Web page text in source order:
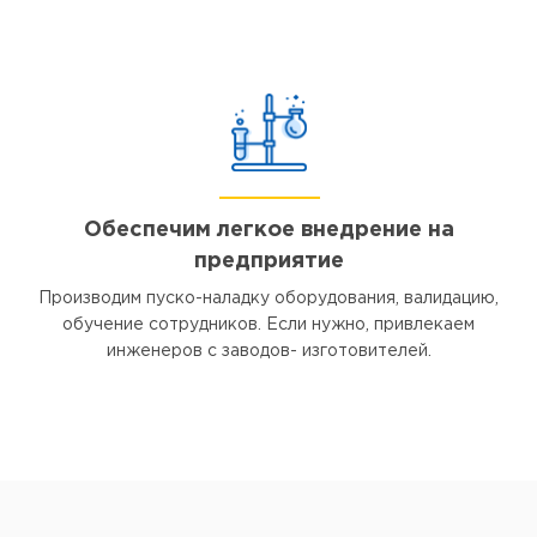
Обеспечим легкое внедрение на
предприятие
Производим пуско-наладку оборудования, валидацию,
обучение сотрудников. Если нужно, привлекаем
инженеров с заводов- изготовителей.